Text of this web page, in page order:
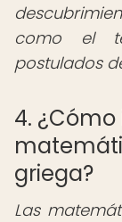
como el
postulados
4.
griega?
Las